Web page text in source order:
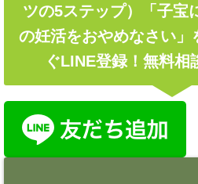
ツの5ステップ）「子宝
の妊活をおやめなさい
ぐLINE登録！無料相